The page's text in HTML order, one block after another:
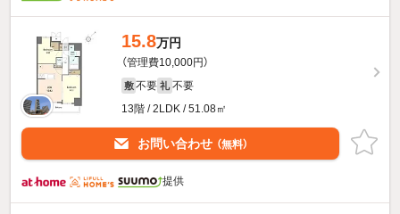
15.8万円
（管理費10,000円）
敷 不要 礼 不要
13階 / 2LDK / 51.08㎡
お問い合わせ （無料）
提供